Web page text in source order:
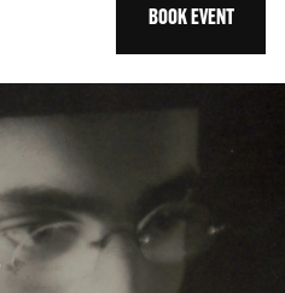
BOOK EVENT